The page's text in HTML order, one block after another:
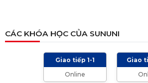
05/12/2021
TIÊU CHÍ CHẤM IELTS
2024 VÀ NHỮNG LƯU Ý
CÁC KHÓA HỌC CỦA SUNUNI
Giao tiếp 1-1
Online
Giao